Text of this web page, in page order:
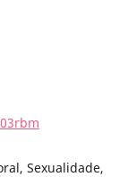
Sexualidade,